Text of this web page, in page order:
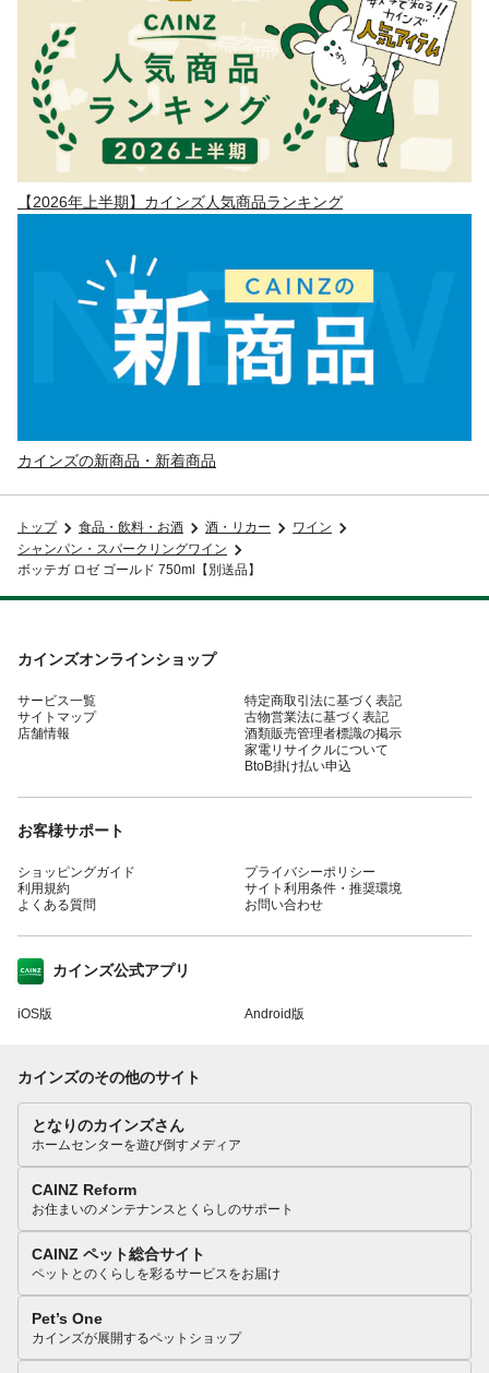
【2026年上半期】カインズ人気商品ランキング
カインズの新商品・新着商品
トップ 食品・飲料・お酒 酒・リカー
ワイン
シャンパン・スパークリングワイン
ボッテガ ロゼ ゴールド 750ml【別送品】
カインズオンラインショップ
サービス一覧
サイトマップ
店舗情報
特定商取引法に基づく表記
古物営業法に基づく表記
酒類販売管理者標識の掲示
家電リサイクルについて
BtoB掛け払い申込
お客様サポート
ショッピングガイド
利用規約
よくある質問
プライバシーポリシー
サイト利用条件・推奨環境
お問い合わせ
カインズ公式アプリ
iOS版 Android版
カインズのその他のサイト
となりのカインズさん
ホームセンターを遊び倒すメディア
CAINZ Reform
お住まいのメンテナンスとくらしのサポート
CAINZ ペット総合サイト
ペットとのくらしを彩るサービスをお届け
Pet’s One
カインズが展開するペットショップ